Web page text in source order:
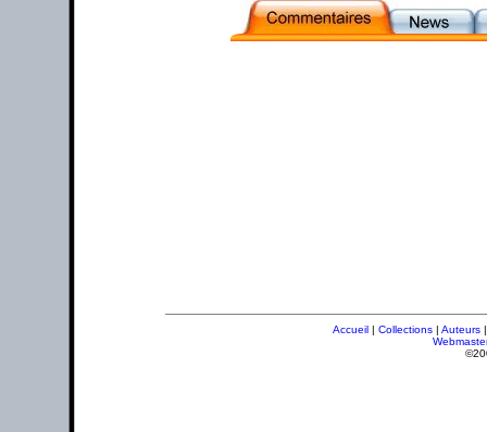
Accueil | Collections | Auteurs